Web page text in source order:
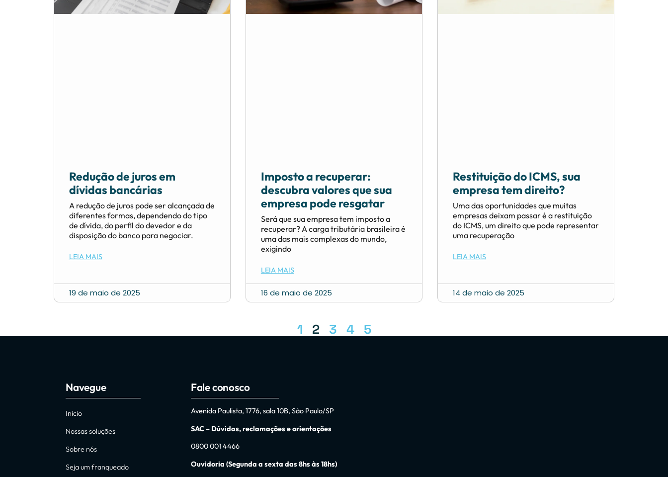
Redução de juros em
dívidas bancárias
A redução de juros pode ser alcançada de
diferentes formas, dependendo do tipo
de dívida, do perfil do devedor e da
disposição do banco para negociar.
LEIA MAIS
19 de maio de 2025
Imposto a recuperar:
descubra valores que sua
empresa pode resgatar
Será que sua empresa tem imposto a
recuperar? A carga tributária brasileira é
uma das mais complexas do mundo,
exigindo
LEIA MAIS
16 de maio de 2025
Restituição do ICMS, sua
empresa tem direito?
Uma das oportunidades que muitas
empresas deixam passar é a restituição
do ICMS, um direito que pode representar
uma recuperação
LEIA MAIS
14 de maio de 2025
1 2 3 4 5
Navegue
Inicio
Nossas soluções
Sobre nós
Seja um franqueado
Fale conosco
Avenida Paulista, 1776, sala 10B, São Paulo/SP
SAC – Dúvidas, reclamações e orientações
0800 001 4466
Ouvidoria (Segunda a sexta das 8hs às 18hs)